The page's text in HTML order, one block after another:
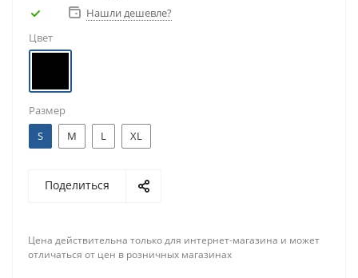
Нашли дешевле?
Цвет
Размер
S
M L XL
Поделиться
Цена действительна только для интернет-магазина и может
отличаться от цен в розничных магазинах